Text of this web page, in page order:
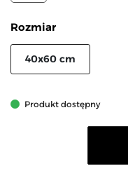
Rozmiar
40x60 cm
Produkt dostępny